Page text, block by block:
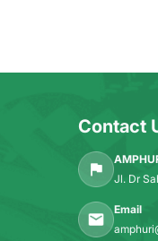
Contact
Jl. Dr
Email